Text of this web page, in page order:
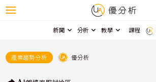
新聞 分析 教學 課程
產業趨勢分析 優分析